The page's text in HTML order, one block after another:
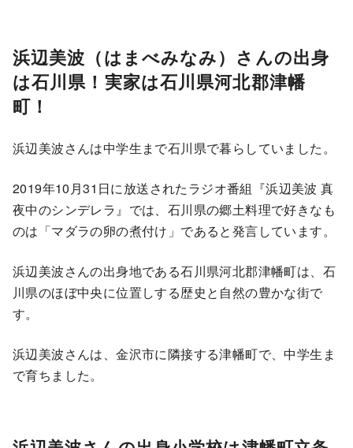
浜辺美波（はまべみなみ）さんの出身
は石川県！実家は石川県河北郡津幡
町！
浜辺美波さんは中学生まで石川県で暮らしていました。
2019年10月31日に放送されたラジオ番組『浜辺美波 真
夜中のシンデレラ』では、石川県の郷土料理で好きなも
のは「マダラの卵の煮付け」であると発言しています。
浜辺美波さんの出身地である石川県河北郡津幡町は、石
川県のほぼ中央に位置しする歴史と自然の豊かな街で
す。
浜辺美波さんは、金沢市に隣接する津幡町で、中学生ま
で育ちました。